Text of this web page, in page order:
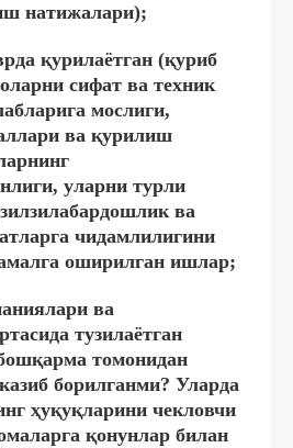
натижалари);
қурилаётган (қуриб
сифат ва техник
мослиги,
ва қурилиш
уларни турли
ва
чидамлилигини
оширилган ишлар;
ва
тузилаётган
томонидан
борилганми? Уларда
ҳуқуқларини чекловчи
қонунлар билан